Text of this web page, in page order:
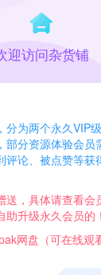
现已不再提供）
便无需翻墙；缺
在线观看，资
要翻墙。
比百度便宜（
，除百度云盘外
迎访问杂货铺
分为两个永久VIP
部分资源体验会员
评论、被点赞等获
送，具体请查看会
升级永久会员的！
网盘（可在线观